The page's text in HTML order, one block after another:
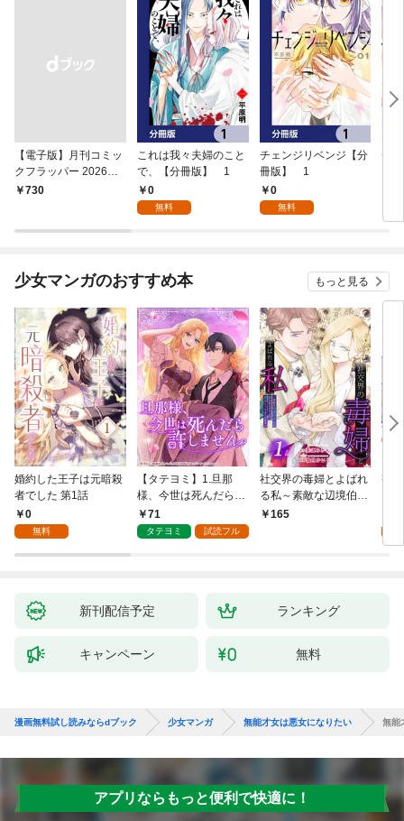
【電子版】月刊コミッ
クフラッパー 2026年9
月号
￥730
これは我々夫婦のこと
で、【分冊版】 1
0
無料
チェンジリベンジ【分
冊版】 1
0
無料
チ
少女マンガのおすすめ本 もっと見る
婚約した王子は元暗殺
者でした 第1話
0
無料
【タテヨミ】1.旦那
様、今世は死んだら許
しません
71
タテヨミ 試読フル
社交界の毒婦とよばれ
る私～素敵な辺境伯令
息に腕を折られたの
165
視
新刊配信予定 ランキング
キャンペーン 無料
漫画無料試し読みならdブック 少女マンガ 無能才女は悪女になりたい 無能
アプリならもっと便利で快適に！